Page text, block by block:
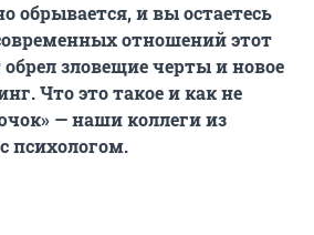
обрывается, и вы остаетесь
отношений этот
зловещие черты и новое
Что это такое и как не
— наши коллеги из
психологом.